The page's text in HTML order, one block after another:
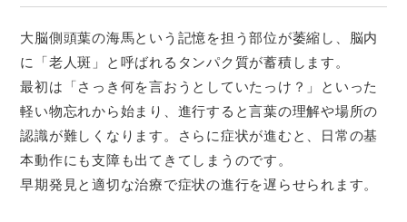
大脳側頭葉の海馬という記憶を担う部位が萎縮し、脳内
に「老人斑」と呼ばれるタンパク質が蓄積します。
最初は「さっき何を言おうとしていたっけ？」といった
軽い物忘れから始まり、進行すると言葉の理解や場所の
認識が難しくなります。さらに症状が進むと、日常の基
本動作にも支障も出てきてしまうのです。
早期発見と適切な治療で症状の進行を遅らせられます。